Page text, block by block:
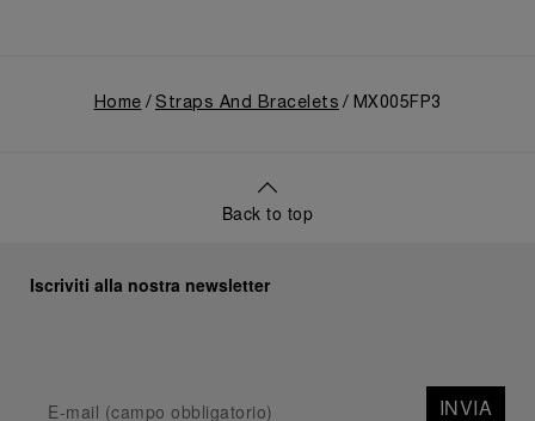
Home Straps And Bracelets MX005FP3
Back to top
Iscriviti alla nostra newsletter
INVIA